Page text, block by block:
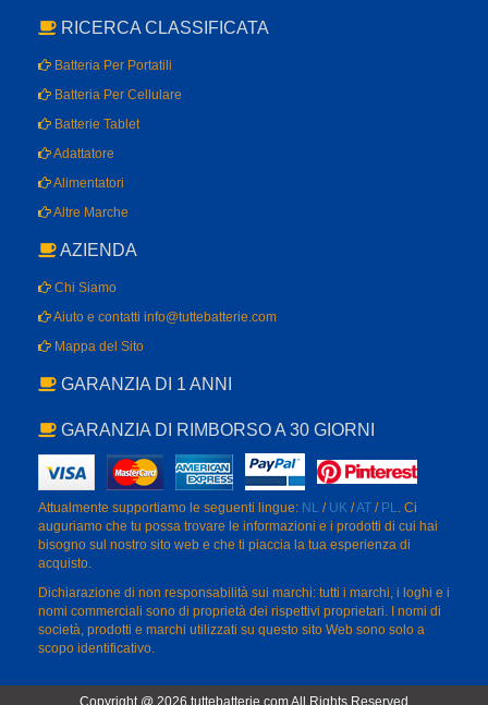
RICERCA CLASSIFICATA
Batteria Per Portatili
Batteria Per Cellulare
Batterie Tablet
Adattatore
Alimentatori
Altre Marche
AZIENDA
Chi Siamo
Aiuto e contatti info@tuttebatterie.com
Mappa del Sito
GARANZIA DI 1 ANNI
GARANZIA DI RIMBORSO A 30 GIORNI
Attualmente supportiamo le seguenti lingue: NL / UK /AT / PL. Ci
auguriamo che tu possa trovare le informazioni e i prodotti di cui hai
bisogno sul nostro sito web e che ti piaccia la tua esperienza di
acquisto.
Dichiarazione di non responsabilità sui marchi: tutti i marchi, i loghi e i
nomi commerciali sono di proprietà dei rispettivi proprietari. I nomi di
società, prodotti e marchi utilizzati su questo sito Web sono solo a
scopo identificativo.
Copyright @ 2026 tuttebatterie.com All Rights Reserved